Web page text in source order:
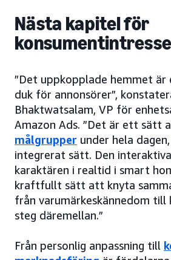
Nästa kapitel för
konsumentintresse
”Det uppkopplade hemmet är
duk för annonsörer”,
Bhaktwatsalam, VP för
Amazon Ads. ”Det är ett sätt
målgrupper under hela
integrerat sätt. Den
karaktären i realtid i smart
kraftfullt sätt att knyta
från varumärkeskännedom till
steg däremellan.”
Från personlig anpassning till